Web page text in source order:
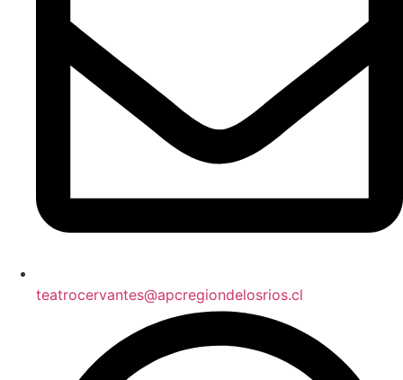
teatrocervantes@apcregiondelosrios.cl